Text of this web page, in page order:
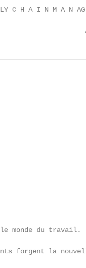
C H A I N M A N
monde du travail.
forgent la